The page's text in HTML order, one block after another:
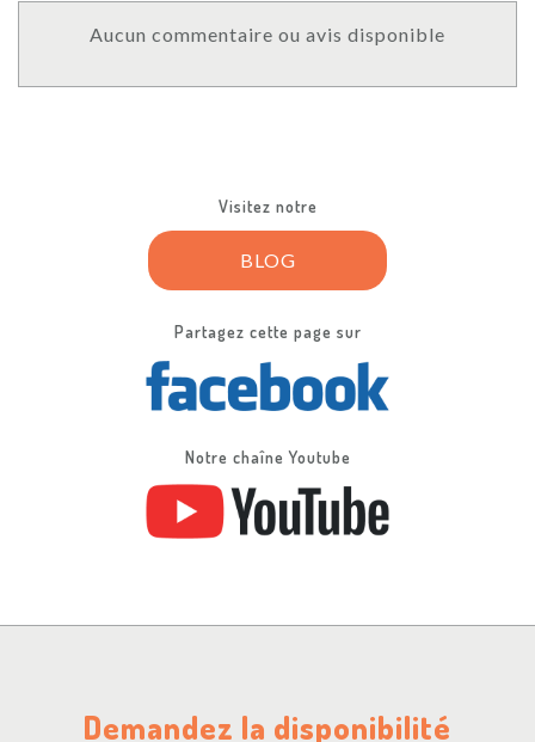
Aucun commentaire ou avis disponible
Visitez notre
BLOG
Partagez cette page sur
Notre chaîne Youtube
Demandez la disponibilité